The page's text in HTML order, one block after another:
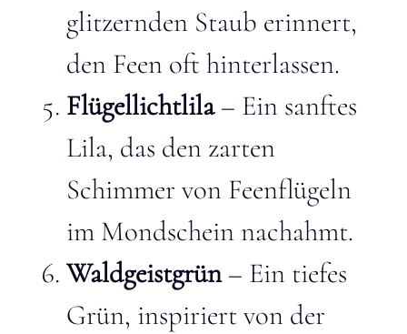
glitzernden Staub erinnert,
den Feen oft hinterlassen.
Flügellichtlila– Ein sanftes
Lila, das den zarten
Schimmer von Feenflügeln
im Mondschein nachahmt.
Waldgeistgrün– Ein tiefes
Grün, inspiriert von der